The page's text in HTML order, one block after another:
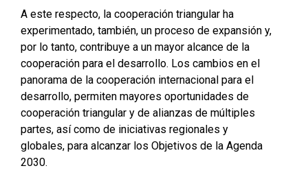
A este respecto, la cooperación triangular ha
experimentado, también, un proceso de expansión y,
por lo tanto, contribuye a un mayor alcance de la
cooperación para el desarrollo. Los cambios en el
panorama de la cooperación internacional para el
desarrollo, permiten mayores oportunidades de
cooperación triangular y de alianzas de múltiples
partes, así como de iniciativas regionales y
globales, para alcanzar los Objetivos de la Agenda
2030.